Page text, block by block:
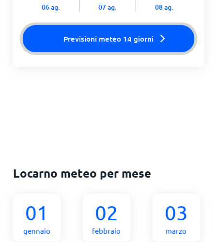
06 ag. 07 ag. 08 ag.
Previsioni meteo 14 giorni
Locarno meteo per mese
01
gennaio
02
febbraio
03
marzo